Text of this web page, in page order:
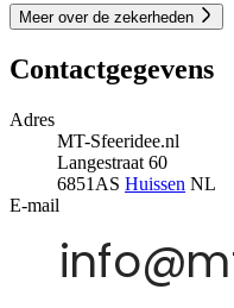
Meer over de zekerheden
Contactgegevens
Adres
MT-Sfeeridee.nl
Langestraat 60
6851AS Huissen NL
E-mail